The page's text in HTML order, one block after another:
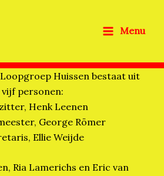
Menu
Huissen bestaat uit
vijf personen:
Henk Leenen
George Römer
Ellie Weijde
Ria Lamerichs en Eric van